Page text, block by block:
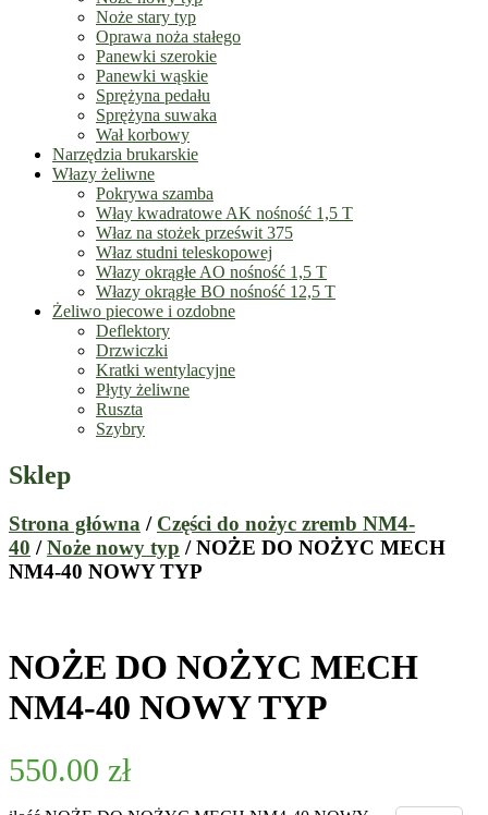
Noże stary typ
Oprawa noża stałego
Panewki szerokie
Panewki wąskie
Sprężyna pedału
Sprężyna suwaka
Wał korbowy
Narzędzia brukarskie
Włazy żeliwne
Pokrywa szamba
Włay kwadratowe AK nośność 1,5 T
Właz na stożek prześwit 375
Właz studni teleskopowej
Włazy okrągłe AO nośność 1,5 T
Włazy okrągłe BO nośność 12,5 T
Żeliwo piecowe i ozdobne
Deflektory
Drzwiczki
Kratki wentylacyjne
Płyty żeliwne
Ruszta
Szybry
Sklep
Strona główna / Części do nożyc zremb NM4-
40 /Noże nowy typ / NOŻE DO NOŻYC MECH
NM4-40 NOWY TYP
NOŻE DO NOŻYC MECH
NM4-40 NOWY TYP
550.00 zł